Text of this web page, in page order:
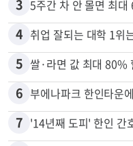
2 김원석 투자 사기 논란
3 5주간 차 안 몰면 최대
4 취업 잘되는 대학 1
5 쌀·라면 값 최대 80%
6 부에나파크 한인타운